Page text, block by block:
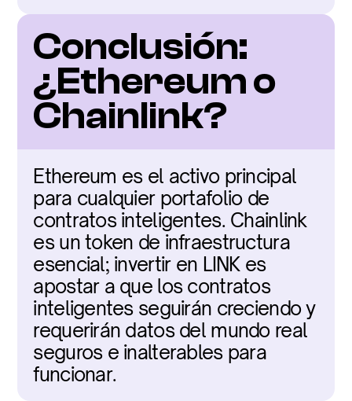
Conclusión:
¿Ethereum o
Chainlink?
Ethereum es el activo principal
para cualquier portafolio de
contratos inteligentes. Chainlink
es un token de infraestructura
esencial; invertir en LINK es
apostar a que los contratos
inteligentes seguirán creciendo y
requerirán datos del mundo real
seguros e inalterables para
funcionar.